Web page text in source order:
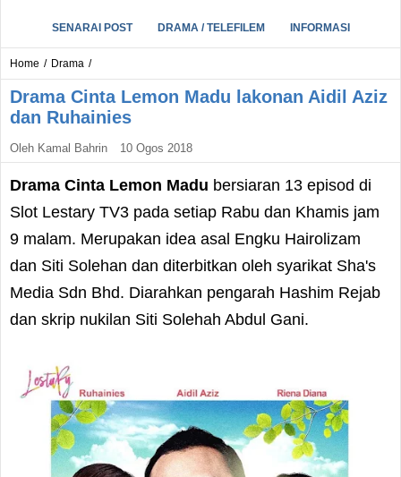
SENARAI POST DRAMA / TELEFILEM INFORMASI
Home / Drama /
Drama Cinta Lemon Madu lakonan Aidil Aziz
dan Ruhainies
Oleh Kamal Bahrin 10 Ogos 2018
Drama Cinta Lemon Madu bersiaran 13 episod di
Slot Lestary TV3 pada setiap Rabu dan Khamis jam
9 malam. Merupakan idea asal Engku Hairolizam
dan Siti Solehan dan diterbitkan oleh syarikat Sha's
Media Sdn Bhd. Diarahkan pengarah Hashim Rejab
dan skrip nukilan Siti Solehah Abdul Gani.